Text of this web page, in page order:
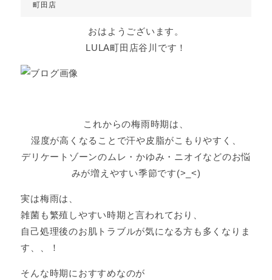
町田店
おはようございます。
LULA町田店谷川です！
これからの梅雨時期は、
湿度が高くなることで汗や皮脂がこもりやすく、
デリケートゾーンのムレ・かゆみ・ニオイなどのお悩
みが増えやすい季節です(>_<)
実は梅雨は、
雑菌も繁殖しやすい時期と言われており、
自己処理後のお肌トラブルが気になる方も多くなりま
す、、！
そんな時期におすすめなのが